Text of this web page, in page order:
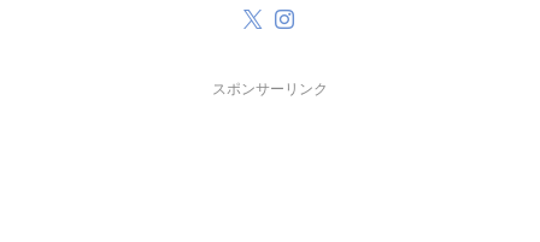
スポンサーリンク